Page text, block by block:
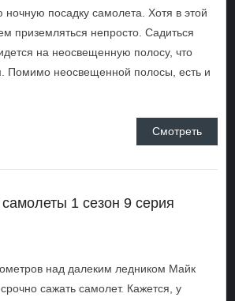
посадку самолета. Хотя в этой
приземляться непросто. Садиться
на неосвещенную полосу, что
Помимо неосвещенной полосы, есть и
Смотреть
1 сезон 9 серия
над далеким ледником Майк
сажать самолет. Кажется, у